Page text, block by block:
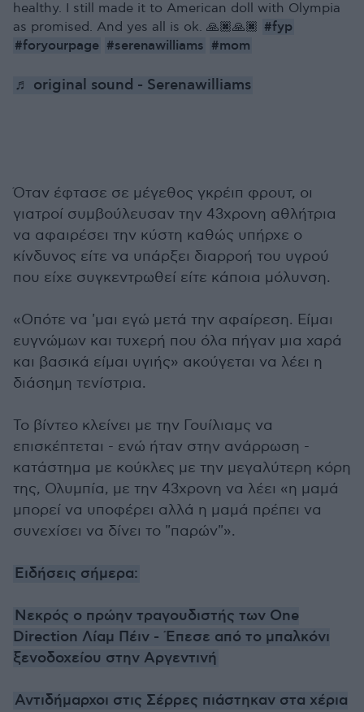
healthy. I still made it to American doll with Olympia
as promised. And yes all is ok. 🙏🏿🙏🏿 #fyp
#foryourpage #serenawilliams #mom
♬ original sound - Serenawilliams
Όταν έφτασε σε μέγεθος γκρέιπ φρουτ, οι
γιατροί συμβούλευσαν την 43χρονη αθλήτρια
να αφαιρέσει την κύστη καθώς υπήρχε ο
κίνδυνος είτε να υπάρξει διαρροή του υγρού
που είχε συγκεντρωθεί είτε κάποια μόλυνση.
«Οπότε να 'μαι εγώ μετά την αφαίρεση. Είμαι
ευγνώμων και τυχερή που όλα πήγαν μια χαρά
και βασικά είμαι υγιής» ακούγεται να λέει η
διάσημη τενίστρια.
Το βίντεο κλείνει με την Γουίλιαμς να
επισκέπτεται - ενώ ήταν στην ανάρρωση -
κατάστημα με κούκλες με την μεγαλύτερη κόρη
της, Ολυμπία, με την 43χρονη να λέει «η μαμά
μπορεί να υποφέρει αλλά η μαμά πρέπει να
συνεχίσει να δίνει το "παρών"».
Ειδήσεις σήμερα:
Νεκρός ο πρώην τραγουδιστής των One
Direction Λίαμ Πέιν - Έπεσε από το μπαλκόνι
ξενοδοχείου στην Αργεντινή
Αντιδήμαρχοι στις Σέρρες πιάστηκαν στα χέρια